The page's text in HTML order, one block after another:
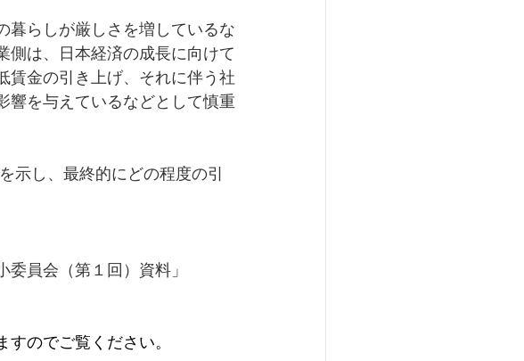
暮らしが厳しさを増しているな
側は、日本経済の成長に向けて
賃金の引き上げ、それに伴う社
響を与えているなどとして慎重
示し、最終的にどの程度の引
員会（第１回）資料」
のでご覧ください。